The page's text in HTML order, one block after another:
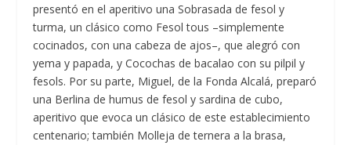
presentó en el aperitivo una Sobrasada de fesol y
turma, un clásico como Fesol tous –simplemente
cocinados, con una cabeza de ajos–, que alegró con
yema y papada, y Cocochas de bacalao con su pilpil y
fesols. Por su parte, Miguel, de la Fonda Alcalá, preparó
una Berlina de humus de fesol y sardina de cubo,
aperitivo que evoca un clásico de este establecimiento
centenario; también Molleja de ternera a la brasa,